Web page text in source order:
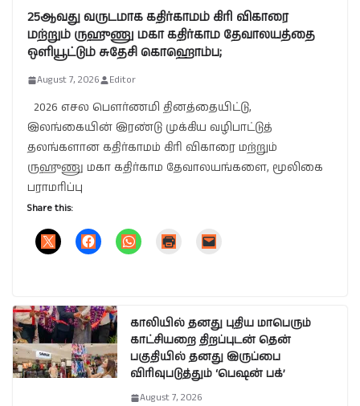
25ஆவது வருடமாக கதிர்காமம் கிரி விகாரை
மற்றும் ருஹுணு மகா கதிர்காம தேவாலயத்தை
ஒளியூட்டும் சுதேசி கொஹொம்ப;
August 7, 2026 Editor
2026 எசல பௌர்ணமி தினத்தையிட்டு,
இலங்கையின் இரண்டு முக்கிய வழிபாட்டுத்
தலங்களான கதிர்காமம் கிரி விகாரை மற்றும்
ருஹுணு மகா கதிர்காம தேவாலயங்களை, மூலிகை
பராமரிப்பு
Share this:
காலியில் தனது புதிய மாபெரும்
காட்சியறை திறப்புடன் தென்
பகுதியில் தனது இருப்பை
விரிவுபடுத்தும் ‘பெஷன் பக்’
August 7, 2026